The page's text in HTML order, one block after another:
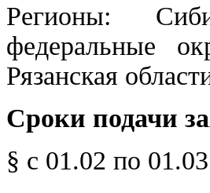
Регионы:
федеральные
Рязанская
Сроки подачи
§ с 01.02 по